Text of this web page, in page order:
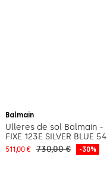
Balmain
Ulleres de sol Balmain -
FIXE 123E SILVER BLUE 54
511,00 € 730,00 € -30%